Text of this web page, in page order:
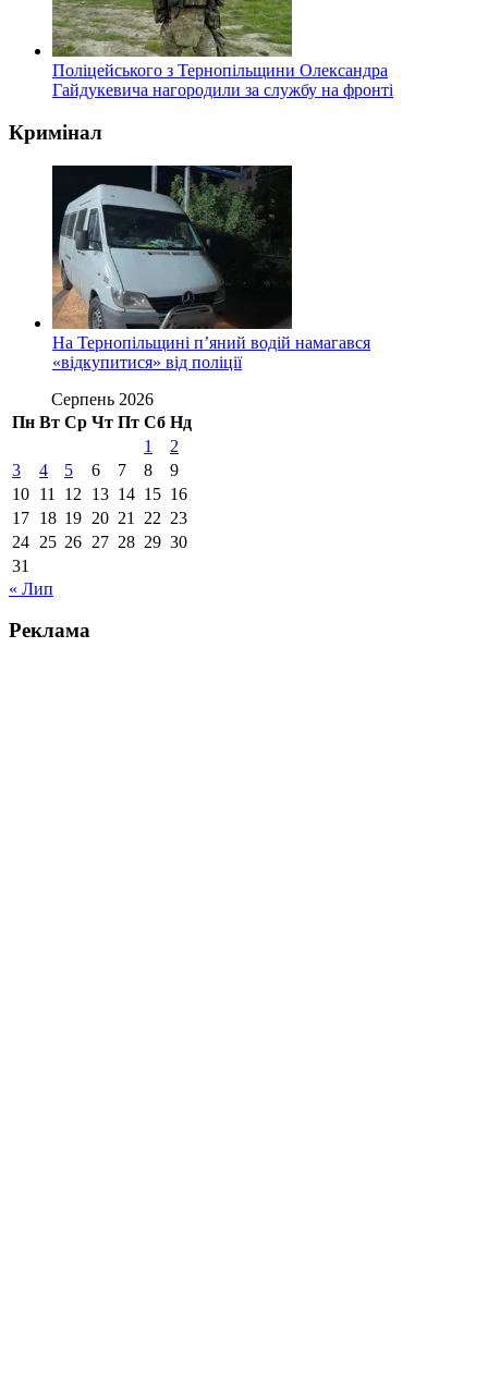
Поліцейського з Тернопільщини Олександра
Гайдукевича нагородили за службу на фронті
Кримінал
На Тернопільщині п’яний водій намагався
«відкупитися» від поліції
Серпень 2026
Пн Вт Ср Чт Пт Сб Нд
1
2
3
4 5 6 7 8
9
10 11 12 13 14 15 16
17 18 19 20 21 22 23
24 25 26 27 28 29 30
31
« Лип
Реклама